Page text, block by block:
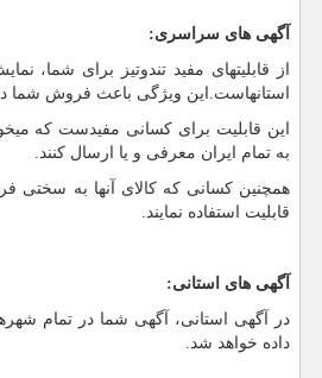
آگهی های سراسری:
از قابلیتهای مفید تندوتیز برای شما،
استانهاست.این ویژگی باعث فروش شما در
این قابلیت برای کسانی مفیدست که
به تمام ایران معرفی و یا ارسال کنند.
همچنین کسانی که کالای آنها به سختی
قابلیت استفاده نمایند.
آگهی های استانی:
در آگهی استانی، آگهی شما در تمام
داده خواهد شد.